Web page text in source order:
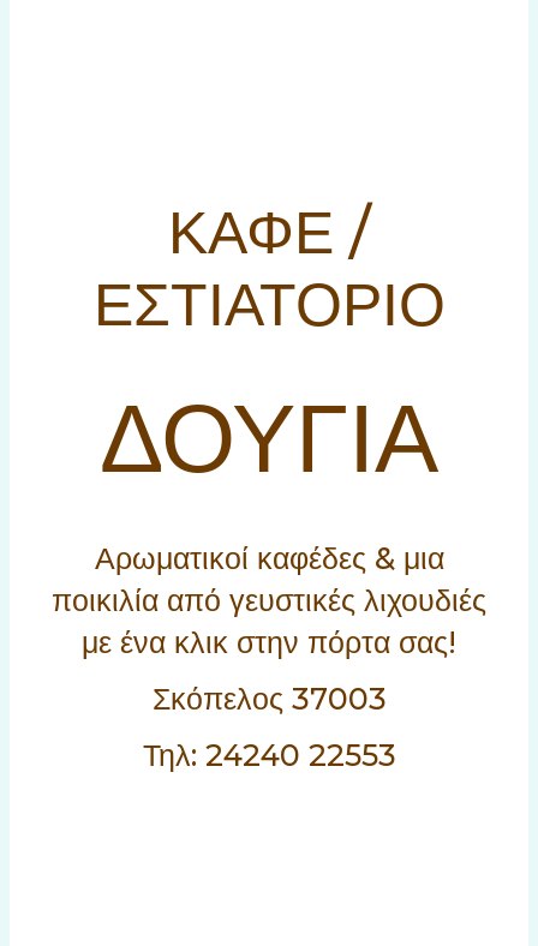
ΚΑΦΕ /
ΕΣΤΙΑΤΟΡΙΟ
ΔΟΥΓΙΑ
Αρωματικοί καφέδες & μια
ποικιλία από γευστικές λιχουδιές
με ένα κλικ στην πόρτα σας!
Σκόπελος 37003
Τηλ: 24240 22553